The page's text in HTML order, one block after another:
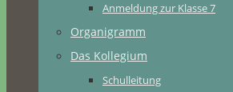
Anmeldung zur Klasse 7
Organigramm
Das Kollegium
Schulleitung